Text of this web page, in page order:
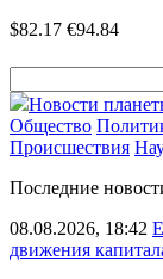
$82.17 €94.84
Новости
Общество
Происшествия
Последние
08.08.2026, 18:42
движения